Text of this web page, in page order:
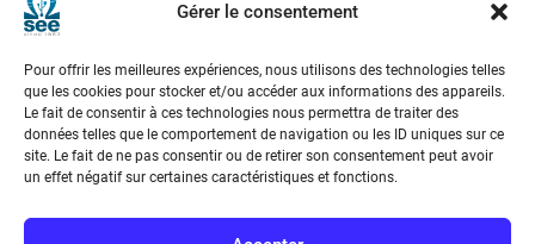
Gérer le consentement
Pour offrir les meilleures expériences, nous utilisons des technologies telles
que les cookies pour stocker et/ou accéder aux informations des appareils.
Le fait de consentir à ces technologies nous permettra de traiter des
données telles que le comportement de navigation ou les ID uniques sur ce
site. Le fait de ne pas consentir ou de retirer son consentement peut avoir
un effet négatif sur certaines caractéristiques et fonctions.
Société de l’Electricité, de l’Electronique et des Technologies
de l’Information et de la Communication